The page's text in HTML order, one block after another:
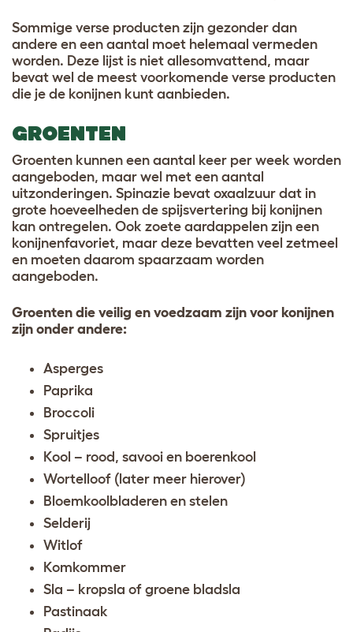
Sommige verse producten zijn gezonder dan
andere en een aantal moet helemaal vermeden
worden. Deze lijst is niet allesomvattend, maar
bevat wel de meest voorkomende verse producten
die je de konijnen kunt aanbieden.
GROENTEN
Groenten kunnen een aantal keer per week worden
aangeboden, maar wel met een aantal
uitzonderingen. Spinazie bevat oxaalzuur dat in
grote hoeveelheden de spijsvertering bij konijnen
kan ontregelen. Ook zoete aardappelen zijn een
konijnenfavoriet, maar deze bevatten veel zetmeel
en moeten daarom spaarzaam worden
aangeboden.
Groenten die veilig en voedzaam zijn voor konijnen
zijn onder andere:
Asperges
Paprika
Broccoli
Spruitjes
Kool – rood, savooi en boerenkool
Wortelloof (later meer hierover)
Bloemkoolbladeren en stelen
Selderij
Witlof
Komkommer
Sla – kropsla of groene bladsla
Pastinaak